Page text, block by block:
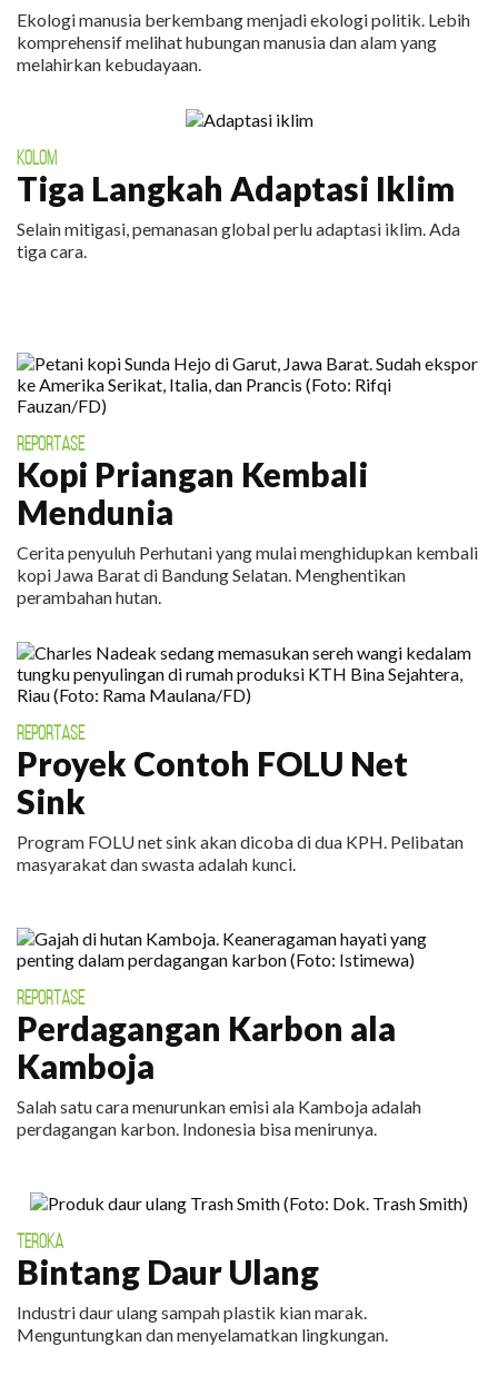
Ekologi manusia berkembang menjadi ekologi politik. Lebih
komprehensif melihat hubungan manusia dan alam yang
melahirkan kebudayaan.
KOLOM
Tiga Langkah Adaptasi Iklim
Selain mitigasi, pemanasan global perlu adaptasi iklim. Ada
tiga cara.
REPORTASE
Kopi Priangan Kembali
Mendunia
Cerita penyuluh Perhutani yang mulai menghidupkan kembali
kopi Jawa Barat di Bandung Selatan. Menghentikan
perambahan hutan.
REPORTASE
Proyek Contoh FOLU Net
Sink
Program FOLU net sink akan dicoba di dua KPH. Pelibatan
masyarakat dan swasta adalah kunci.
REPORTASE
Perdagangan Karbon ala
Kamboja
Salah satu cara menurunkan emisi ala Kamboja adalah
perdagangan karbon. Indonesia bisa menirunya.
TEROKA
Bintang Daur Ulang
Industri daur ulang sampah plastik kian marak.
Menguntungkan dan menyelamatkan lingkungan.